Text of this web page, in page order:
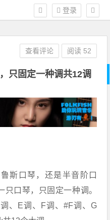
登录
只固定一种调共12调
斯口琴，还是半音阶口
口琴，只固定一种调。
、E调、F调、#F调、G
查看评论 阅读 52